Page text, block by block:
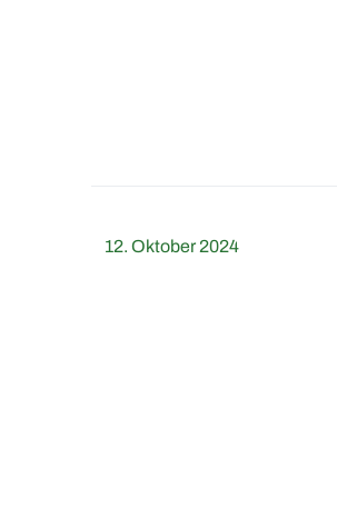
12. Oktober 2024